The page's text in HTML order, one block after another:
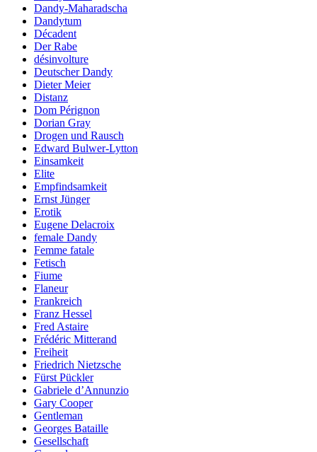
Dandy-Maharadscha
Dandytum
Décadent
Der Rabe
désinvolture
Deutscher Dandy
Dieter Meier
Distanz
Dom Pérignon
Dorian Gray
Drogen und Rausch
Edward Bulwer-Lytton
Einsamkeit
Elite
Empfindsamkeit
Ernst Jünger
Erotik
Eugene Delacroix
female Dandy
Femme fatale
Fetisch
Fiume
Flaneur
Frankreich
Franz Hessel
Fred Astaire
Frédéric Mitterand
Freiheit
Friedrich Nietzsche
Fürst Pückler
Gabriele d’Annunzio
Gary Cooper
Gentleman
Georges Bataille
Gesellschaft